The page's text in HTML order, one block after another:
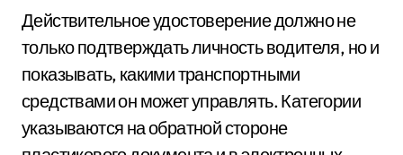
Действительное удостоверение должно не
только подтверждать личность водителя, но и
показывать, какими транспортными
средствами он может управлять. Категории
указываются на обратной стороне